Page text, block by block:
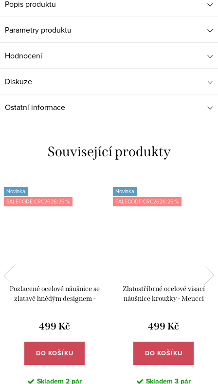
Popis produktu
Parametry produktu
Hodnocení
Diskuze
Ostatní informace
Související produkty
Novinka
SALECODE:CRC2626:26:%
Pozlacené ocelové náušnice se
zlatavě hnědým designem -
499 Kč
DO KOŠÍKU
Skladem 2 pár
Novinka
SALECODE:CRC2626:26:%
Zlatostříbrné ocelové visací
náušnice kroužky - Meucci
499 Kč
DO KOŠÍKU
Skladem 3 pár